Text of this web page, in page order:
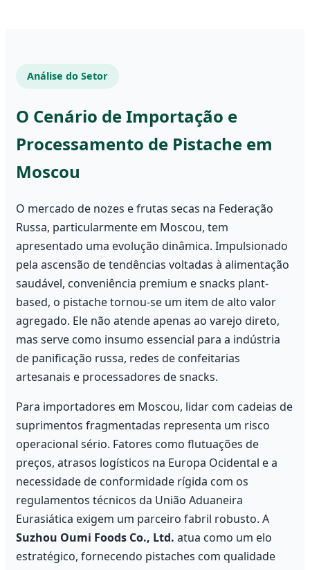
Análise do Setor
O Cenário de Importação e
Processamento de Pistache em
Moscou
O mercado de nozes e frutas secas na Federação
Russa, particularmente em Moscou, tem
apresentado uma evolução dinâmica. Impulsionado
pela ascensão de tendências voltadas à alimentação
saudável, conveniência premium e snacks plant-
based, o pistache tornou-se um item de alto valor
agregado. Ele não atende apenas ao varejo direto,
mas serve como insumo essencial para a indústria
de panificação russa, redes de confeitarias
artesanais e processadores de snacks.
Para importadores em Moscou, lidar com cadeias de
suprimentos fragmentadas representa um risco
operacional sério. Fatores como flutuações de
preços, atrasos logísticos na Europa Ocidental e a
necessidade de conformidade rígida com os
regulamentos técnicos da União Aduaneira
Eurasiática exigem um parceiro fabril robusto. A
Suzhou Oumi Foods Co., Ltd. atua como um elo
estratégico, fornecendo pistaches com qualidade